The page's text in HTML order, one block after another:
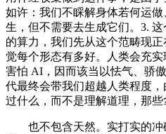
如许：我们不睬解身体若何运
生，但不需要去生成它们。3.
的算力，我们先从这个范畴现
觉每个形态有多好。人类会充实
害怕 AI，因而该当以怯气、骄
代最终会带我们超越人类程度
过什么，而不是理解道理，那些
也不包含天然。实打实的冲